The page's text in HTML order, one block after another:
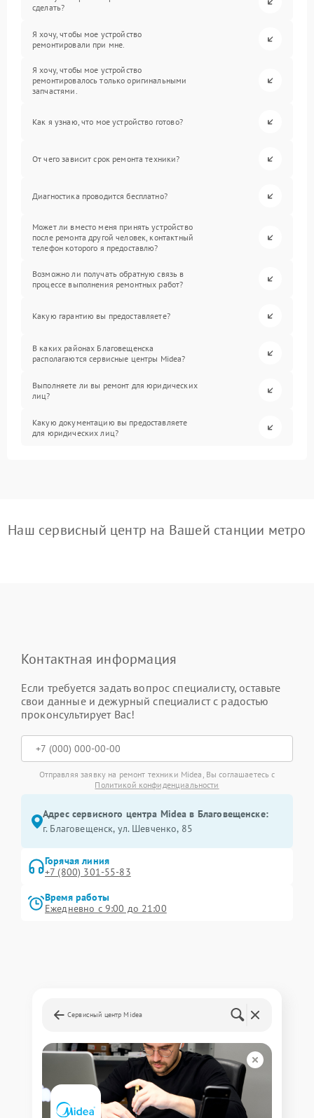
сделать?
Я хочу, чтобы мое устройство
ремонтировали при мне.
Я хочу, чтобы мое устройство
ремонтировалось только оригинальными
запчастями.
Как я узнаю, что мое устройство готово?
От чего зависит срок ремонта техники?
Диагностика проводится бесплатно?
Может ли вместо меня принять устройство
после ремонта другой человек, контактный
телефон которого я предоставлю?
Возможно ли получать обратную связь в
процессе выполнения ремонтных работ?
Какую гарантию вы предоставляете?
В каких районах Благовещенска
располагаются сервисные центры Midea?
Выполняете ли вы ремонт для юридических
лиц?
Какую документацию вы предоставляете
для юридических лиц?
Наш сервисный центр на Вашей станции метро
Контактная информация
Если требуется задать вопрос специалисту, оставьте
свои данные и дежурный специалист с радостью
проконсультирует Вас!
Отправляя заявку на ремонт техники Midea, Вы соглашаетесь с
Политикой конфиденциальности
Адрес сервисного центра Midea в Благовещенске:
г. Благовещенск, ул. Шевченко, 85
Горячая линия
+7 (800) 301-55-83
Время работы
Ежедневно с 9:00 до 21:00
Сервисный центр Midea